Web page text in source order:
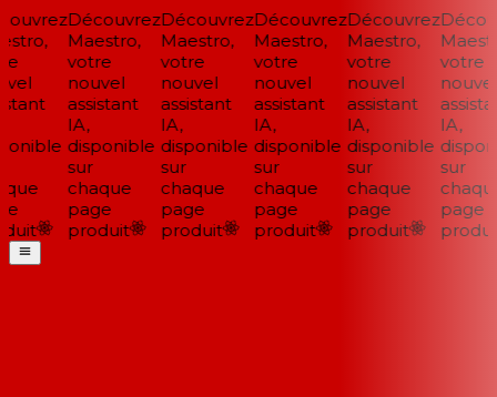
Découvrez
Maestro,
votre
nouvel
assistant
IA,
disponible
sur
chaque
page
produit
Découvrez
Maestro,
votre
nouvel
assistant
IA,
disponible
sur
chaque
page
produit
Découvrez
Maestro,
votre
nouvel
assistant
IA,
disponible
sur
chaque
page
produit
Découvrez
Maestro,
votre
nouvel
assistant
IA,
disponible
sur
chaque
page
produit
votre
nouvel
IA,
sur
chaque
page
produit